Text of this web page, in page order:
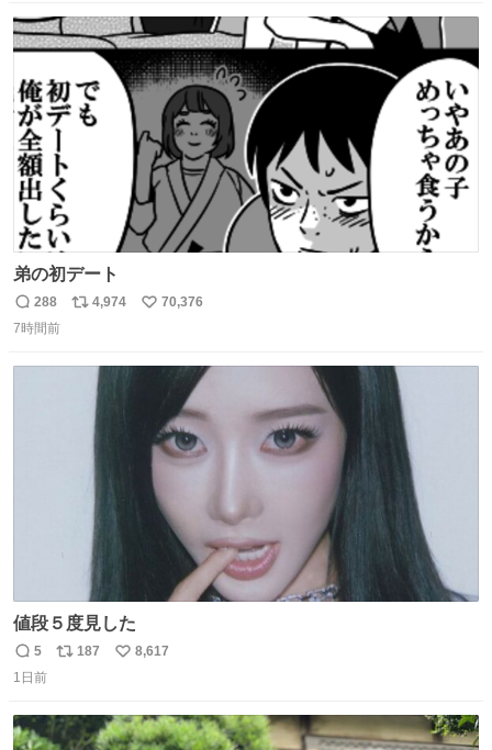
述懐。専門家も「銅の価値が上がってるんですよね…」と
反応した。
ト
数
数
弟の初デート
返
信
288
リ
4,974
い
70,376
7時間前
値段５度見した
返
信
5
リ
ト
187
い
数
8,617
1日前